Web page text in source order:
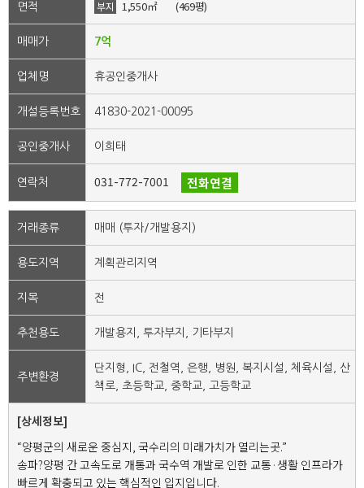
면적 부지 1,550㎡ (469평)
매매가 7억
업체명 휴공인중개사
개설등록번호 41830-2021-00095
공인중개사 이희태
연락처 031-772-7001 전화연결
거래종류 매매 (투자/개발용지)
용도지역 계획관리지역
지목 전
추천용도 개발용지, 투자부지, 기타부지
주변환경
단지형, IC, 전철역, 은행, 병원, 복지시설, 체육시설, 산
책로, 초등학교, 중학교, 고등학교
[상세정보]
“양평군의 새로운 중심지, 국수리의 미래가치가 열리는곳.”
송파?양평 간 고속도로 개통과 국수역 개발로 인한 교통·생활 인프라가
빠르게 확충되고 있는 핵심적인 입지입니다.